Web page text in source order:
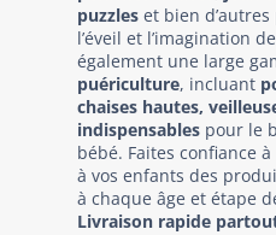
puzzles et bien
l’éveil et l’imagination
également une large
puériculture, incluant
chaises hautes,
indispensables pour le
bébé. Faites confiance à
à vos enfants des
à chaque âge et étape
Livraison rapide